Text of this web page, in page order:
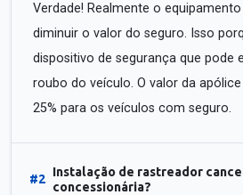
Verdade! Realmente o
diminuir o valor do seguro. Isso
dispositivo de segurança que pode
roubo do veículo. O valor da
25% para os veículos com seguro.
#2
Instalação de rastreador
concessionária?